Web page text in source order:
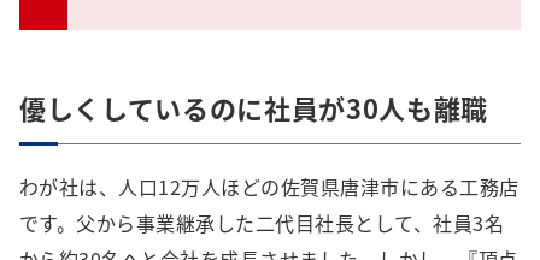
優しくしているのに社員が30人も離職
わが社は、人口12万人ほどの佐賀県唐津市にある工務店
です。父から事業継承した二代目社長として、社員3名